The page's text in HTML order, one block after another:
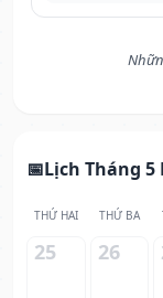
Lịch Tháng 5
THỨ HAI THỨ BA
25 26